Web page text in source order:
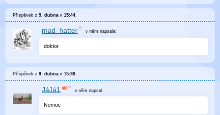
Příspěvek z9. dubna v15:44
mad_hatter v němnapsala:
doktor
Příspěvek z9. dubna v15:39
JáJá1 v něm napsal:
Nemoc